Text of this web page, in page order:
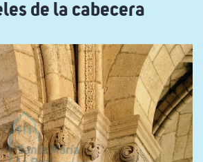
de la cabecera